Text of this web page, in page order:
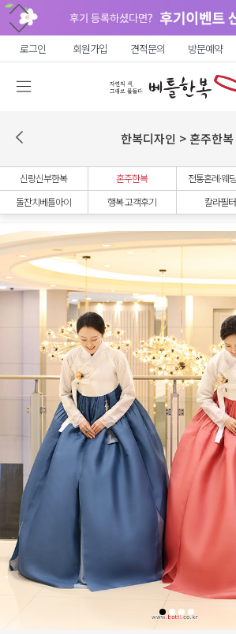
로그인 회원가입 견적문의 방문예약
한복디자인 > 혼주한복
신랑신부한복 혼주한복 전통혼례·웨
돌잔치베틀아이
행복 고객후기 칼라필터